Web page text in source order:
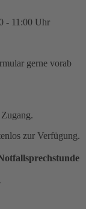
- 11:00 Uhr
gerne vorab
zur Verfügung.